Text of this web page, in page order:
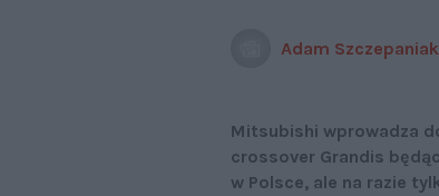
Adam Szczepaniak
Mitsubishi wprowadza
crossover Grandis
w Polsce, ale na razie